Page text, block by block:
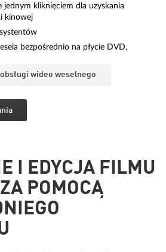
jednym kliknięciem dla uzyskania
kinowej
bezpośrednio na płycie DVD,
wideo weselnego
I EDYCJA FILMU
POMOCĄ